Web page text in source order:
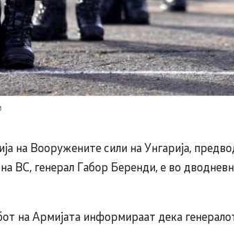
на Вооружените сили на Унгарија,
ВС, генерал Габор Беренди, е во
на Армијата информираат дека